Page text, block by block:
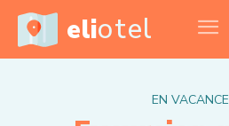
eliotel
EN